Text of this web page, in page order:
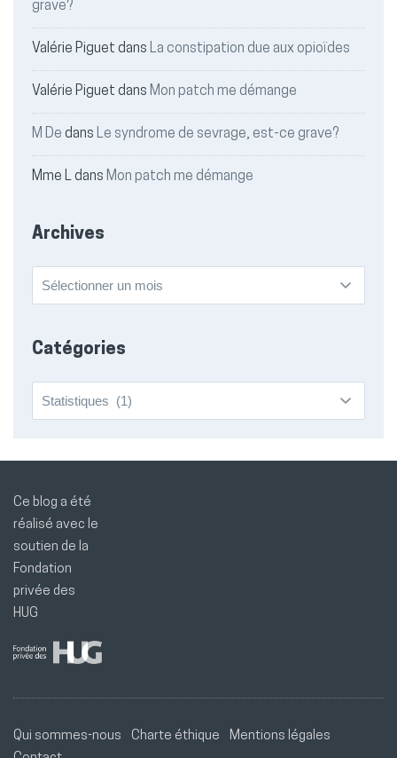
grave?
Valérie Piguet dans La constipation due aux opioïdes
Valérie Piguet dans Mon patch me démange
M De dans Le syndrome de sevrage, est-ce grave?
Mme Ldans Mon patch me démange
Archives
Archives
Catégories
Catégories
Ce blog a été
réalisé avec le
soutien de la
Fondation
privée des
HUG
Qui sommes-nous Charte éthique
Mentions légales